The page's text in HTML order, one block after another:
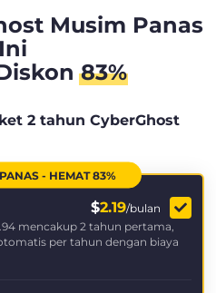
Musim Panas
Ini
83%
2 tahun CyberGhost
- HEMAT 83%
$2.19/bulan
mencakup 2 tahun pertama,
per tahun dengan biaya